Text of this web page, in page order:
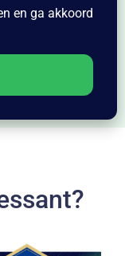
en ga akkoord